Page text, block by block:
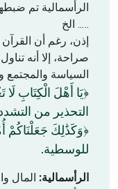
الرأسمالية تم
….. الخ
إذن، رغم أن
صراحة، إلا أنه
السياسة والمجتمع
التحذير من
للوسطية.
الرأسمالية: المال